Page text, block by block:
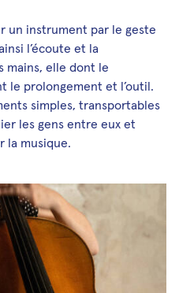
un instrument par le geste
l’écoute et la
mains, elle dont le
le prolongement et l’outil.
simples, transportables
les gens entre eux et
la musique.